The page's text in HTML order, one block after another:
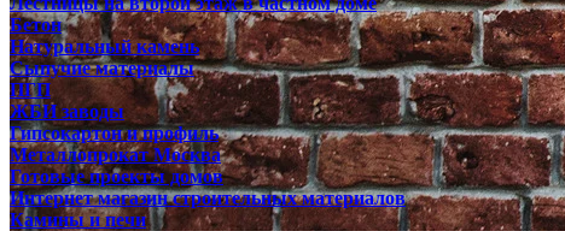
Бетон
Натуральный камень
Сыпучие материалы
ПГП
ЖБИ заводы
Гипсокартон и профиль
Металлопрокат Москва
Готовые проекты домов
Интернет магазин строительных материалов
Камины и печи